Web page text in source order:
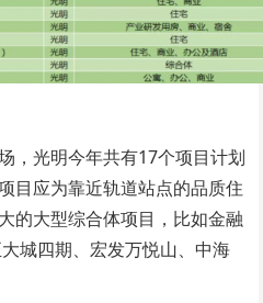
，光明今年共有17个项目计划
目应为靠近轨道站点的品质住
的大型综合体项目，比如金融
城四期、宏发万悦山、中海